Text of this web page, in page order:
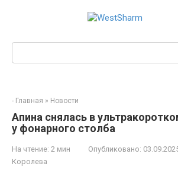
- Главная » Новости
Апина снялась в
у фонарного столба
На чтение: 2 мин Опубликовано:
Королева